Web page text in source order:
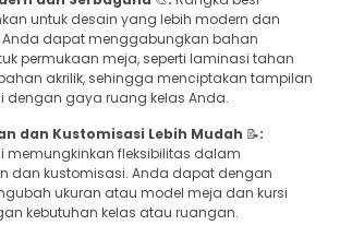
untuk desain yang lebih modern dan
Anda dapat menggabungkan bahan
permukaan meja, seperti laminasi tahan
akrilik, sehingga menciptakan tampilan
dengan gaya ruang kelas Anda.
dan Kustomisasi Lebih Mudah 📝:
memungkinkan fleksibilitas dalam
dan kustomisasi. Anda dapat dengan
ukuran atau model meja dan kursi
kebutuhan kelas atau ruangan.